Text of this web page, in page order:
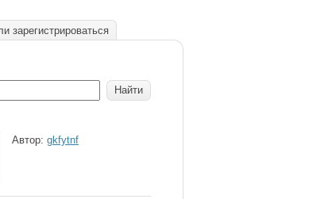
зарегистрироваться
Автор: gkfytnf